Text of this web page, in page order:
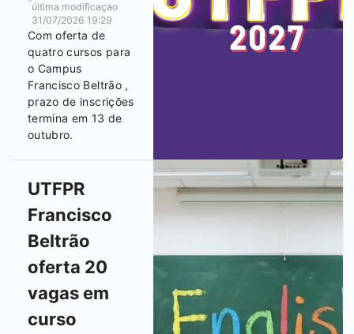
última modificaçao
31/07/2026 19:29
Com oferta de
quatro cursos para
o Campus
Francisco Beltrão ,
prazo de inscrições
termina em 13 de
outubro.
UTFPR
Francisco
Beltrão
oferta 20
vagas em
curso